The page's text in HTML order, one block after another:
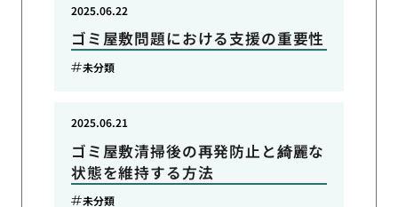
ゴミ屋敷問題における支援の重要性
2025.06.22
未分類
ゴミ屋敷清掃後の再発防止と綺麗な
状態を維持する方法
2025.06.21
未分類